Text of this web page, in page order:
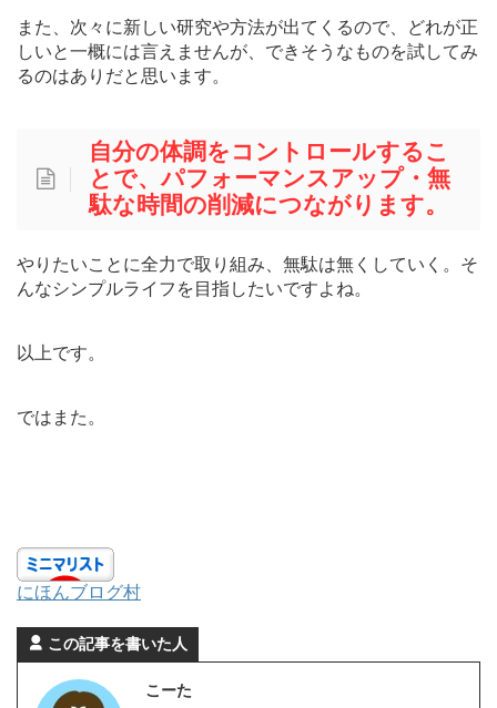
また、 次々に新しい研究や方法が出てくるので、どれが正
しいと一概には言えませんが、できそうなものを試してみ
るのはありだと思います。
自分の体調をコントロールするこ
とで、パフォーマンスアップ・無
駄な時間の削減につながります。
やりたいことに全力で取り組み、無駄は無くしていく。そ
んなシンプルライフを目指したいですよね。
以上です。
ではまた。
にほんブログ村
この記事を書いた人
こーた